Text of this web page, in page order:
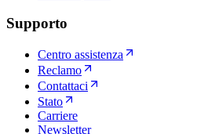
Supporto
Centro assistenza
Reclamo
Contattaci
Stato
Carriere
Newsletter